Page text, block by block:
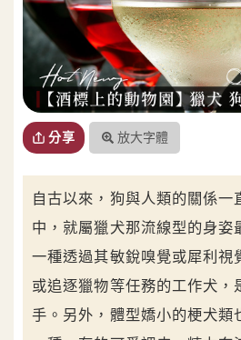
分享 放大字體
自古以來，狗與人類的關係一
中，就屬獵犬那流線型的身姿
一種透過其敏銳嗅覺或犀利視
或追逐獵物等任務的工作犬，
手。另外，體型嬌小的梗犬類